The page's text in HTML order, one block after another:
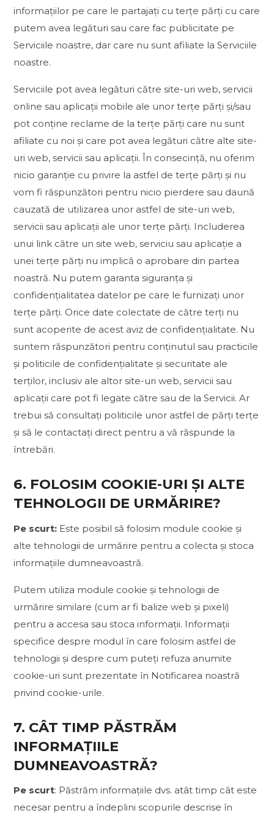
informațiilor pe care le partajați cu terțe părți cu care
putem avea legături sau care fac publicitate pe
Serviciile noastre, dar care nu sunt afiliate la Serviciile
noastre.
Serviciile pot avea legături către site-uri web, servicii
online sau aplicații mobile ale unor terțe părți și/sau
pot conține reclame de la terțe părți care nu sunt
afiliate cu noi și care pot avea legături către alte site-
uri web, servicii sau aplicații. În consecință, nu oferim
nicio garanție cu privire la astfel de terțe părți și nu
vom fi răspunzători pentru nicio pierdere sau daună
cauzată de utilizarea unor astfel de site-uri web,
servicii sau aplicații ale unor terțe părți. Includerea
unui link către un site web, serviciu sau aplicație a
unei terțe părți nu implică o aprobare din partea
noastră. Nu putem garanta siguranța și
confidențialitatea datelor pe care le furnizați unor
terțe părți. Orice date colectate de către terți nu
sunt acoperite de acest aviz de confidențialitate. Nu
suntem răspunzători pentru conținutul sau practicile
și politicile de confidențialitate și securitate ale
terților, inclusiv ale altor site-uri web, servicii sau
aplicații care pot fi legate către sau de la Servicii. Ar
trebui să consultați politicile unor astfel de părți terțe
și să le contactați direct pentru a vă răspunde la
întrebări.
6. FOLOSIM COOKIE-URI ȘI ALTE
TEHNOLOGII DE URMĂRIRE?
Pe scurt: Este posibil să folosim module cookie și
alte tehnologii de urmărire pentru a colecta și stoca
informațiile dumneavoastră.
Putem utiliza module cookie și tehnologii de
urmărire similare (cum ar fi balize web și pixeli)
pentru a accesa sau stoca informații. Informații
specifice despre modul în care folosim astfel de
tehnologii și despre cum puteți refuza anumite
cookie-uri sunt prezentate în Notificarea noastră
privind cookie-urile.
7. CÂT TIMP PĂSTRĂM
INFORMAȚIILE
DUMNEAVOASTRĂ?
Pe scurt: Păstrăm informațiile dvs. atât timp cât este
necesar pentru a îndeplini scopurile descrise în